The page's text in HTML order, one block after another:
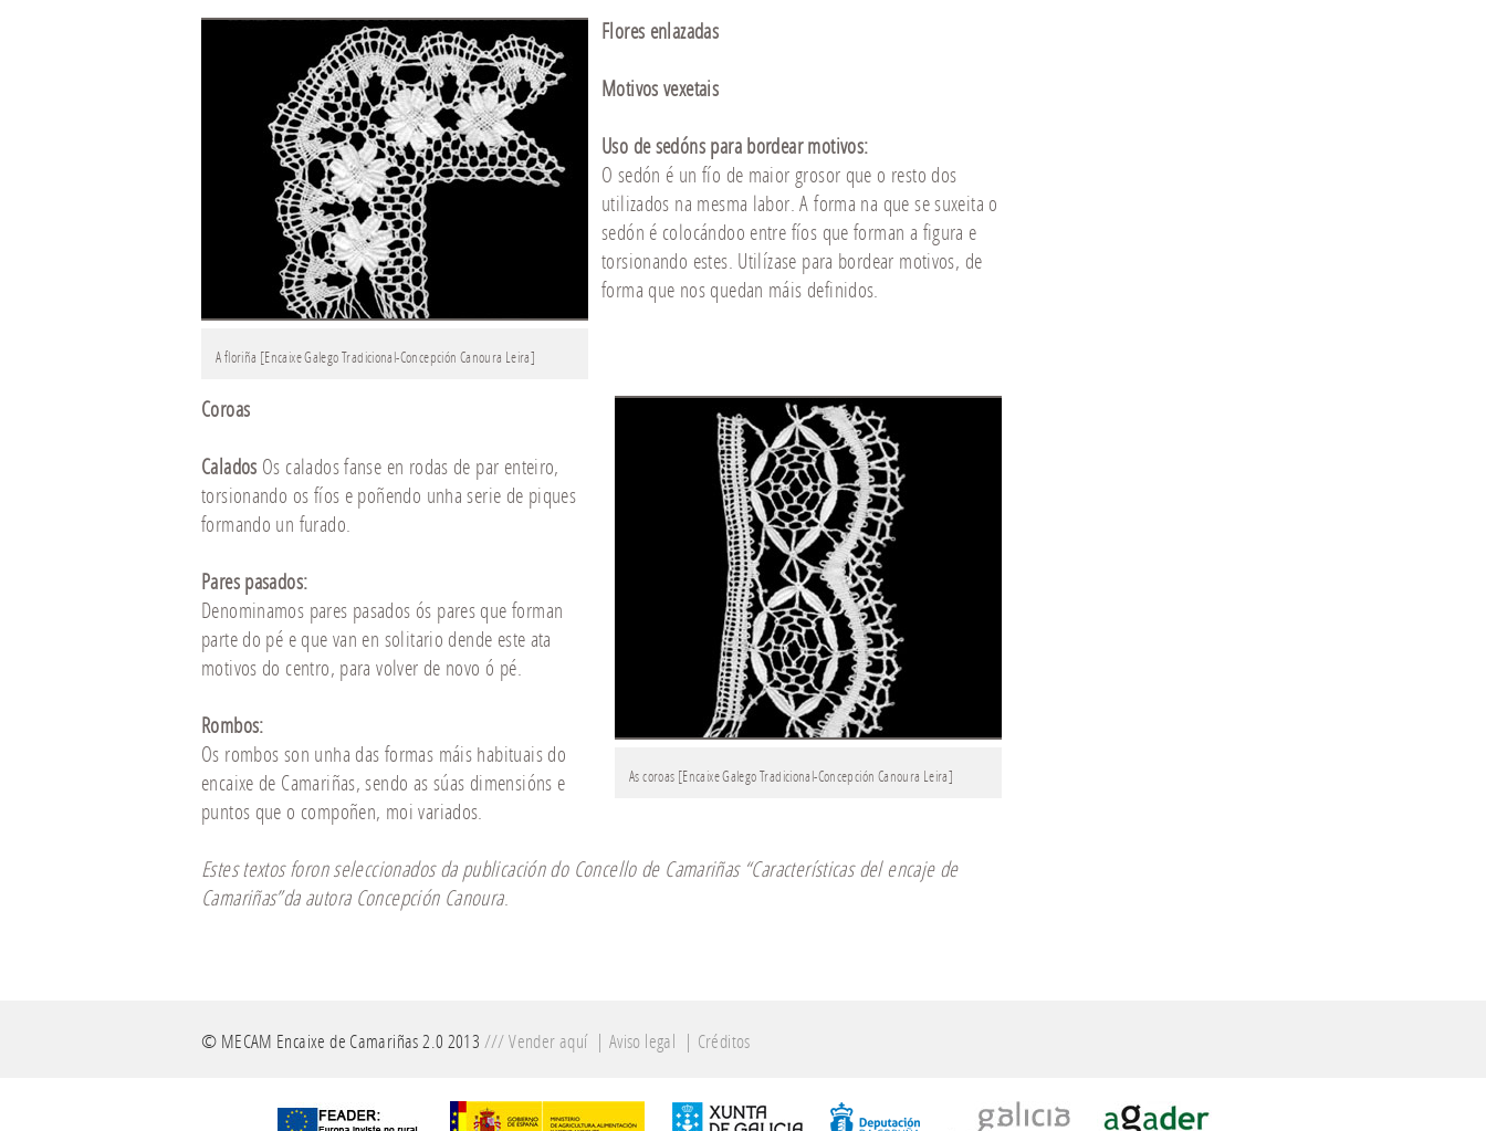
A floriña [Encaixe Galego Tradicional-Concepción Canoura Leira]
Flores enlazadas
Motivos vexetais
Uso de sedóns para bordear motivos:
O sedón é un fío de maior grosor que o resto dos
utilizados na mesma labor. A forma na que se suxeita o
sedón é colocándoo entre fíos que forman a figura e
torsionando estes. Utilízase para bordear motivos, de
forma que nos quedan máis definidos.
As coroas [Encaixe Galego Tradicional-Concepción Canoura Leira]
Coroas
Calados Os calados fanse en rodas de par enteiro,
torsionando os fíos e poñendo unha serie de piques
formando un furado.
Pares pasados:
Denominamos pares pasados ós pares que forman
parte do pé e que van en solitario dende este ata
motivos do centro, para volver de novo ó pé.
Rombos:
Os rombos son unha das formas máis habituais do
encaixe de Camariñas, sendo as súas dimensións e
puntos que o compoñen, moi variados.
Estes textos foron seleccionados da publicación do Concello de Camariñas “Características del encaje de
Camariñas”da autora Concepción Canoura.
© MECAM Encaixe de Camariñas 2.0 2013 ///Vender aquí| Aviso legal | Créditos